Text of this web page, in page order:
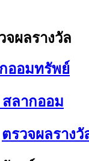
ผลรางวัล
ออมทรัพย์
ลากออม
ตรวจผลรางวั